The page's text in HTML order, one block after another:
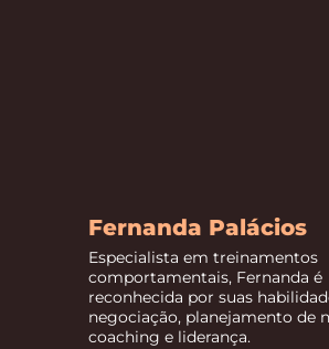
Fernanda Palácios
Especialista em treinamentos
comportamentais, Fernanda é
reconhecida por suas
negociação, planejamento de
coaching e liderança.